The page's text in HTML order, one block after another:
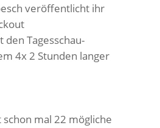
veröffentlicht ihr
den Tagesschau-
4x 2 Stunden langer
mal 22 mögliche